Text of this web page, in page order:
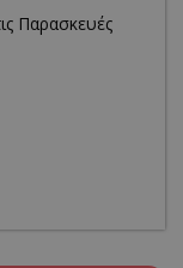
Παρασκευές